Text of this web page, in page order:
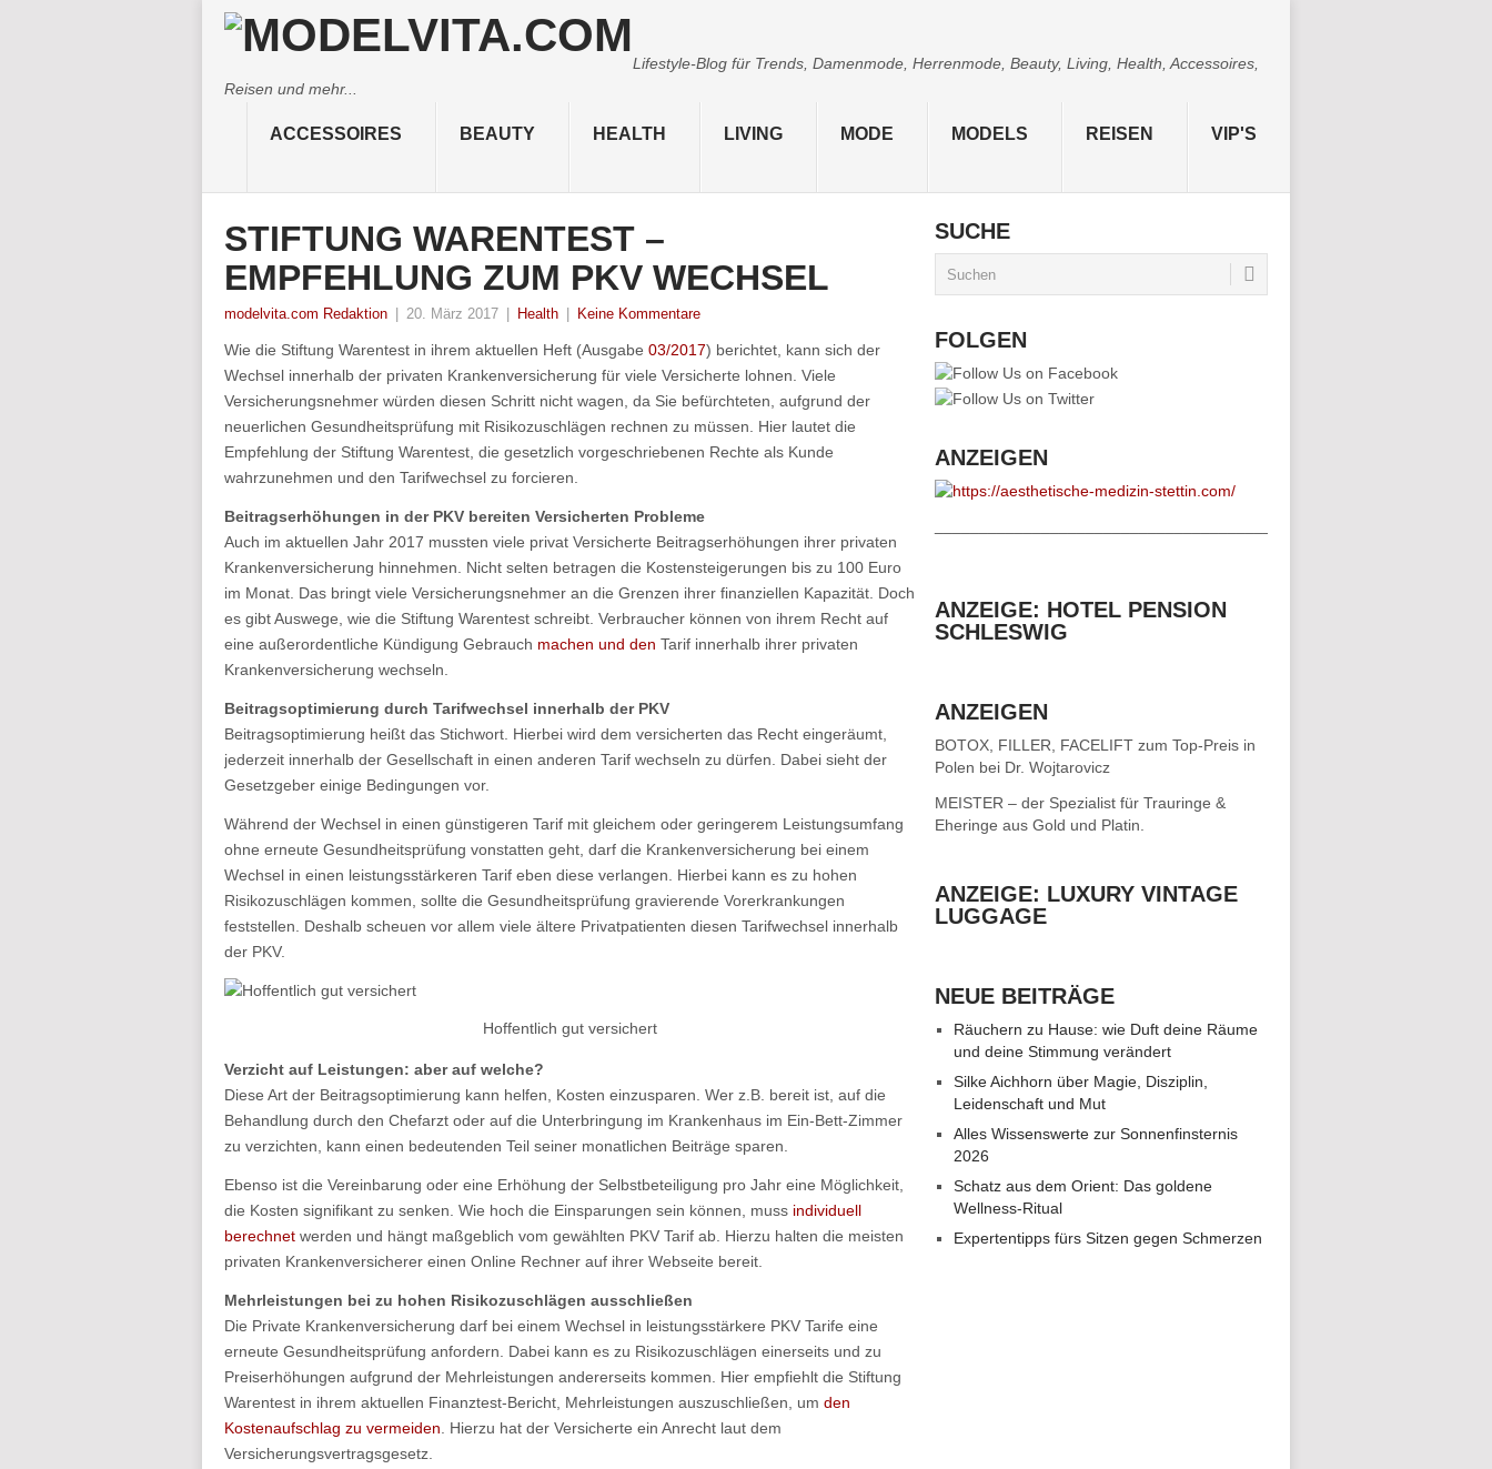
Lifestyle-Blog für Trends, Damenmode, Herrenmode, Beauty, Living, Health, Accessoires,
Reisen und mehr...
ACCESSOIRES BEAUTY HEALTH LIVING MODE MODELS REISEN VIP'S
STIFTUNG WARENTEST –
EMPFEHLUNG ZUM PKV WECHSEL
modelvita.com Redaktion 20. März 2017 Health Keine Kommentare
Wie die Stiftung Warentest in ihrem aktuellen Heft (Ausgabe 03/2017) berichtet, kann sich der
Wechsel innerhalb der privaten Krankenversicherung für viele Versicherte lohnen. Viele
Versicherungsnehmer würden diesen Schritt nicht wagen, da Sie befürchteten, aufgrund der
neuerlichen Gesundheitsprüfung mit Risikozuschlägen rechnen zu müssen. Hier lautet die
Empfehlung der Stiftung Warentest, die gesetzlich vorgeschriebenen Rechte als Kunde
wahrzunehmen und den Tarifwechsel zu forcieren.
Beitragserhöhungen in der PKV bereiten Versicherten Probleme
Auch im aktuellen Jahr 2017 mussten viele privat Versicherte Beitragserhöhungen ihrer privaten
Krankenversicherung hinnehmen. Nicht selten betragen die Kostensteigerungen bis zu 100 Euro
im Monat. Das bringt viele Versicherungsnehmer an die Grenzen ihrer finanziellen Kapazität. Doch
es gibt Auswege, wie die Stiftung Warentest schreibt. Verbraucher können von ihrem Recht auf
eine außerordentliche Kündigung Gebrauch machen und den Tarif innerhalb ihrer privaten
Krankenversicherung wechseln.
Beitragsoptimierung durch Tarifwechsel innerhalb der PKV
Beitragsoptimierung heißt das Stichwort. Hierbei wird dem versicherten das Recht eingeräumt,
jederzeit innerhalb der Gesellschaft in einen anderen Tarif wechseln zu dürfen. Dabei sieht der
Gesetzgeber einige Bedingungen vor.
Während der Wechsel in einen günstigeren Tarif mit gleichem oder geringerem Leistungsumfang
ohne erneute Gesundheitsprüfung vonstatten geht, darf die Krankenversicherung bei einem
Wechsel in einen leistungsstärkeren Tarif eben diese verlangen. Hierbei kann es zu hohen
Risikozuschlägen kommen, sollte die Gesundheitsprüfung gravierende Vorerkrankungen
feststellen. Deshalb scheuen vor allem viele ältere Privatpatienten diesen Tarifwechsel innerhalb
der PKV.
Hoffentlich gut versichert
Verzicht auf Leistungen: aber auf welche?
Diese Art der Beitragsoptimierung kann helfen, Kosten einzusparen. Wer z.B. bereit ist, auf die
Behandlung durch den Chefarzt oder auf die Unterbringung im Krankenhaus im Ein-Bett-Zimmer
zu verzichten, kann einen bedeutenden Teil seiner monatlichen Beiträge sparen.
Ebenso ist die Vereinbarung oder eine Erhöhung der Selbstbeteiligung pro Jahr eine Möglichkeit,
die Kosten signifikant zu senken. Wie hoch die Einsparungen sein können, muss individuell
berechnet werden und hängt maßgeblich vom gewählten PKV Tarif ab. Hierzu halten die meisten
privaten Krankenversicherer einen Online Rechner auf ihrer Webseite bereit.
Mehrleistungen bei zu hohen Risikozuschlägen ausschließen
Die Private Krankenversicherung darf bei einem Wechsel in leistungsstärkere PKV Tarife eine
erneute Gesundheitsprüfung anfordern. Dabei kann es zu Risikozuschlägen einerseits und zu
Preiserhöhungen aufgrund der Mehrleistungen andererseits kommen. Hier empfiehlt die Stiftung
Warentest in ihrem aktuellen Finanztest-Bericht, Mehrleistungen auszuschließen, um den
Kostenaufschlag zu vermeiden. Hierzu hat der Versicherte ein Anrecht laut dem
Versicherungsvertragsgesetz.
SUCHE
FOLGEN
ANZEIGEN
ANZEIGE: HOTEL PENSION
SCHLESWIG
ANZEIGEN
BOTOX, FILLER, FACELIFT zum Top-Preis in
Polen bei Dr. Wojtarovicz
MEISTER – der Spezialist für Trauringe &
Eheringe aus Gold und Platin.
ANZEIGE: LUXURY VINTAGE
LUGGAGE
NEUE BEITRÄGE
Räuchern zu Hause: wie Duft deine Räume
und deine Stimmung verändert
Silke Aichhorn über Magie, Disziplin,
Leidenschaft und Mut
Alles Wissenswerte zur Sonnenfinsternis
2026
Schatz aus dem Orient: Das goldene
Wellness-Ritual
Expertentipps fürs Sitzen gegen Schmerzen